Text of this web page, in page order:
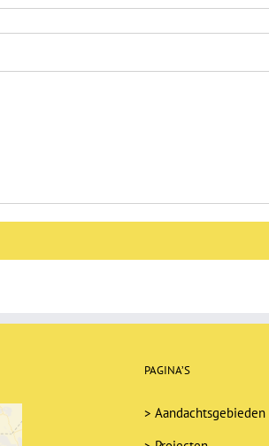
PAGINA’S
> Aandachtsgebieden